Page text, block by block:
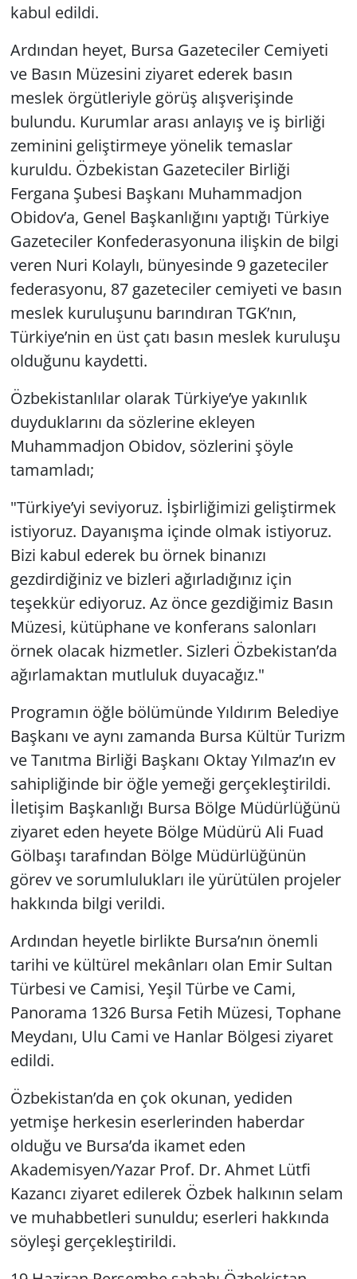
kabul edildi.
Ardından heyet, Bursa Gazeteciler Cemiyeti
ve Basın Müzesini ziyaret ederek basın
meslek örgütleriyle görüş alışverişinde
bulundu. Kurumlar arası anlayış ve iş birliği
zeminini geliştirmeye yönelik temaslar
kuruldu. Özbekistan Gazeteciler Birliği
Fergana Şubesi Başkanı Muhammadjon
Obidov’a, Genel Başkanlığını yaptığı Türkiye
Gazeteciler Konfederasyonuna ilişkin de bilgi
veren Nuri Kolaylı, bünyesinde 9 gazeteciler
federasyonu, 87 gazeteciler cemiyeti ve basın
meslek kuruluşunu barındıran TGK’nın,
Türkiye’nin en üst çatı basın meslek kuruluşu
olduğunu kaydetti.
Özbekistanlılar olarak Türkiye’ye yakınlık
duyduklarını da sözlerine ekleyen
Muhammadjon Obidov, sözlerini şöyle
tamamladı;
"Türkiye’yi seviyoruz. İşbirliğimizi geliştirmek
istiyoruz. Dayanışma içinde olmak istiyoruz.
Bizi kabul ederek bu örnek binanızı
gezdirdiğiniz ve bizleri ağırladığınız için
teşekkür ediyoruz. Az önce gezdiğimiz Basın
Müzesi, kütüphane ve konferans salonları
örnek olacak hizmetler. Sizleri Özbekistan’da
ağırlamaktan mutluluk duyacağız."
Programın öğle bölümünde Yıldırım Belediye
Başkanı ve aynı zamanda Bursa Kültür Turizm
ve Tanıtma Birliği Başkanı Oktay Yılmaz’ın ev
sahipliğinde bir öğle yemeği gerçekleştirildi.
İletişim Başkanlığı Bursa Bölge Müdürlüğünü
ziyaret eden heyete Bölge Müdürü Ali Fuad
Gölbaşı tarafından Bölge Müdürlüğünün
görev ve sorumlulukları ile yürütülen projeler
hakkında bilgi verildi.
Ardından heyetle birlikte Bursa’nın önemli
tarihi ve kültürel mekânları olan Emir Sultan
Türbesi ve Camisi, Yeşil Türbe ve Cami,
Panorama 1326 Bursa Fetih Müzesi, Tophane
Meydanı, Ulu Cami ve Hanlar Bölgesi ziyaret
edildi.
Özbekistan’da en çok okunan, yediden
yetmişe herkesin eserlerinden haberdar
olduğu ve Bursa’da ikamet eden
Akademisyen/Yazar Prof. Dr. Ahmet Lütfi
Kazancı ziyaret edilerek Özbek halkının selam
ve muhabbetleri sunuldu; eserleri hakkında
söyleşi gerçekleştirildi.